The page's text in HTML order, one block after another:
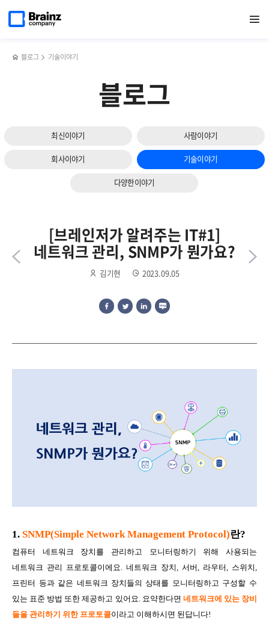
열기
페이지로
블로그 기술이야기
블로그
최신이야기 사람이야기
회사이야기 기술이야기
다양한이야기
v2.0'
1등급
[브레인저가 알려주는 IT#1]
네트워크 관리, SNMP가 뭔가요?
김기현 2023.09.05
로그
1.SNMP(Simple Network Management Protocol)란?
컴퓨터 네트워크 장치를 관리하고 모니터링하기 위해 사용되는
네트워크 관리 프로토콜이에요. 네트워크 장치, 서버, 라우터, 스위치,
프린터 등과 같은 네트워크 장치들의 상태를 모니터링하고 구성할 수
있는 표준 방법 또한 제공하고 있어요. 요약한다면 네트워크에 있는 장비
들을 관리하기 위한 프로토콜이라고 이해하시면 된답니다!
다음
슬라이드